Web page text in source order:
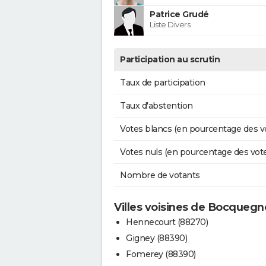
Patrice Grudé
Liste Divers
Participation au scrutin
Taux de participation
Taux d'abstention
Votes blancs (en pourcentage des
Votes nuls (en pourcentage des
Nombre de votants
Villes voisines de
Hennecourt (88270)
Gigney (88390)
Fomerey (88390)